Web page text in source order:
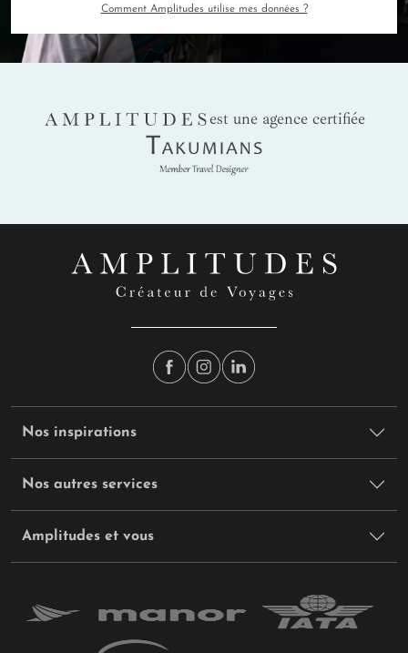
Comment Amplitudes utilise mes données ?
AMPLITUDES
est une agence certifiée
Takumians
Nos inspirations
Nos autres services
Amplitudes et vous